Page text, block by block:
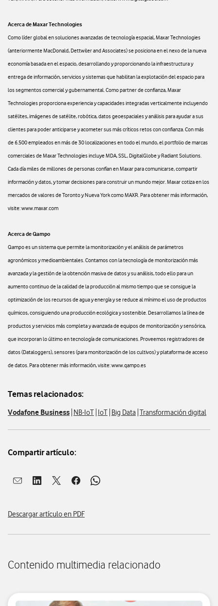
Acerca de Maxar Technologies
Como líder global en soluciones avanzadas de tecnología espacial, Maxar Technologies
(anteriormente MacDonald, Dettwiler and Associates) se posiciona en el nexo de la nueva
economía basada en el espacio, desarrollando y proporcionando la infraestructura y
entrega de información, servicios y sistemas que habilitan la explotación del espacio para
los segmentos comercial y gubernamental. Como partner de confianza, Maxar
Technologies proporciona experiencia y capacidades integradas verticalmente incluyendo
satélites, imágenes de satélite, robótica, datos geoespaciales y análisis para ayudar a sus
clientes para poder anticiparse y acometer sus más críticos retos con confianza. Con más
de 6.500 empleados en más de 30 localizaciones en todo el mundo, el portfolio de marcas
comerciales de Maxar Technologies incluye MDA, SSL, DigitalGlobe y Radiant Solutions.
Cada día miles de millones de personas confían en Maxar para comunicarse, compartir
información y datos, y tomar decisiones para construir un mundo mejor. Maxar cotiza en los
mercados de valores de Toronto y Nueva York como MAXR. Para obtener más información,
visite: www.maxar.com
Acerca de Qampo
Qampo es un sistema que permite la monitorización y el análisis de parámetros
agronómicos y medioambientales. Contamos con la tecnología de monitorización más
avanzada y la gestión de la obtención masiva de datos y su análisis, todo ello para un
aumento continuo de la calidad de la producción al mismo tiempo que se consigue la
optimización de los recursos de agua y energía y se reduce al mínimo el uso de productos
químicos, consiguiendo una producción ecológica y sostenible. Desarrollamos la línea de
productos y servicios más completa y avanzada de equipos de monitorización y sensórica,
que incorporan lo último en tecnología de comunicaciones. Proveemos registradores de
datos (Dataloggers), sensores (para monitorización de los cultivos) y plataforma de acceso
de datos. Para obtener más información, visite: www.qampo.es
Temas relacionados:
Vodafone Business NB-IoT IoT Big Data Transformación digital
Compartir artículo:
Abrir ventana para compartir en mail
Abrir ventana para compartir en linkedin
Abrir ventana para compartir en twitter
Abrir ventana para compartir en facebook
Abrir ventana para compartir en
Descargar artículo en PDF
Contenido multimedia relacionado